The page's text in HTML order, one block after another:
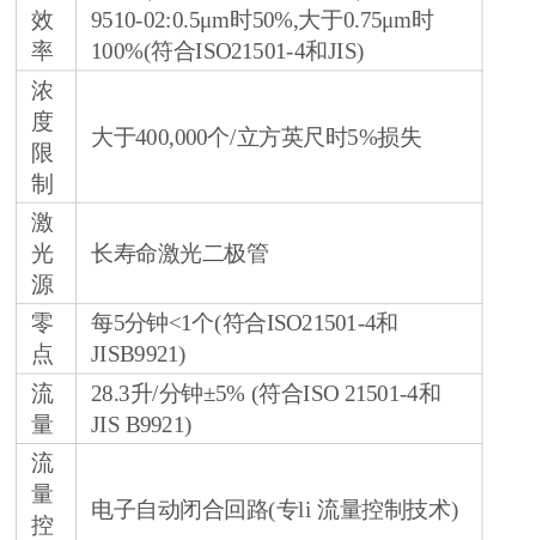
效
率
9510-02:0.5μm时50%,大于0.75μm时
100%(符合ISO21501-4和JIS)
浓
度
限
制
大于400,000个/立方英尺时5%损失
激
光
源
长寿命激光二极管
零
点
每5分钟<1个(符合ISO21501-4和
JISB9921)
流
量
28.3升/分钟±5% (符合ISO 21501-4和
JIS B9921)
流
量
控
电子自动闭合回路(专li流量控制技术)